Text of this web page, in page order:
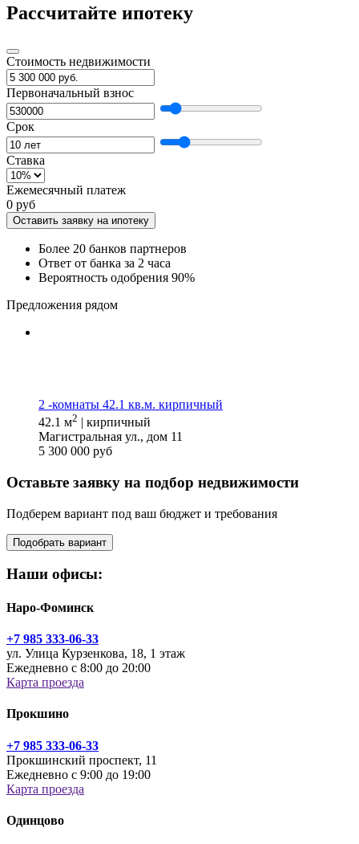
Рассчитайте ипотеку
Стоимость недвижимости
Первоначальный взнос
Срок
Ставка
Ежемесячный платеж
0 руб
Оставить заявку на ипотеку
Более 20 банков партнеров
Ответ от банка за 2 часа
Вероятность одобрения 90%
Предложения рядом
2 -комнаты 42.1 кв.м. кирпичный
42.1 м2 | кирпичный
Магистральная ул., дом 11
5 300 000 руб
Оставьте заявку на подбор недвижимости
Подберем вариант под ваш бюджет и требования
Подобрать вариант
Наши офисы:
Наро-Фоминск
+7 985 333-06-33
ул. Улица Курзенкова, 18, 1 этаж
Ежедневно с 8:00 до 20:00
Карта проезда
Прокшино
+7 985 333-06-33
Прокшинский проспект, 11
Ежедневно с 9:00 до 19:00
Карта проезда
Одинцово